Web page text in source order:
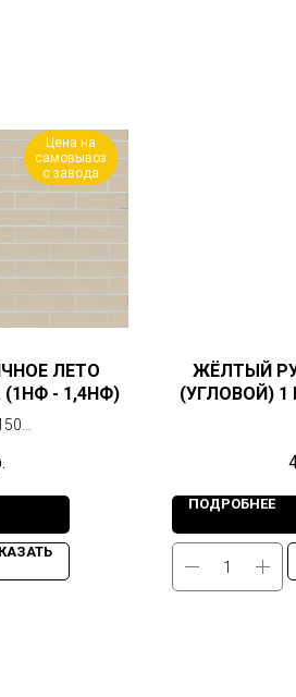
Цена на
самовывоз
с завода
ЛЕТО
- 1,4НФ)
ЖЁЛТЫЙ
(УГЛОВОЙ)
ПОДРОБНЕЕ